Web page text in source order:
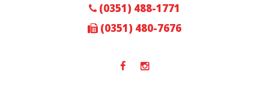
(0351) 488-1771
(0351) 480-7676